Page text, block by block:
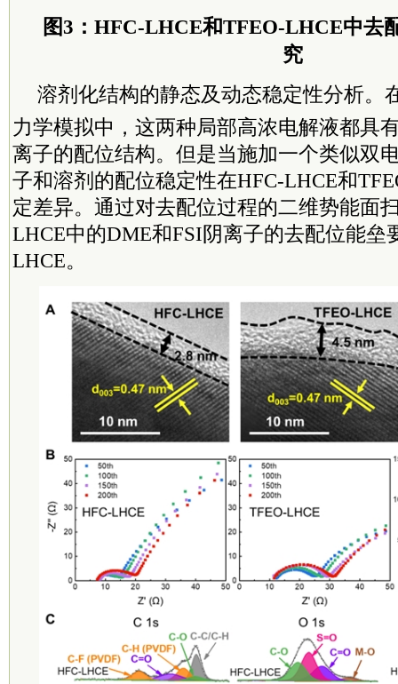
图3：HFC-LHCE和TFEO-LHCE中去
究
溶剂化结构的静态及动态稳定性分析。
力学模拟中，这两种局部高浓电解液都具
离子的配位结构。但是当施加一个类似双
子和溶剂的配位稳定性在HFC-LHCE和
定差异。通过对去配位过程的二维势能面
LHCE中的DME和FSI阴离子的去配位能垒
LHCE。